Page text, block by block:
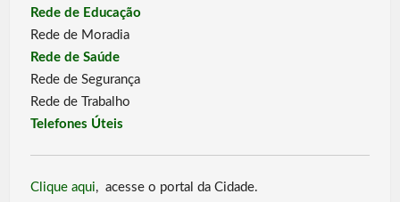
Rede de Educação
Rede de Moradia
Rede de Saúde
Rede de Segurança
Rede de Trabalho
Telefones Úteis
Clique aqui, acesse o portal da Cidade.